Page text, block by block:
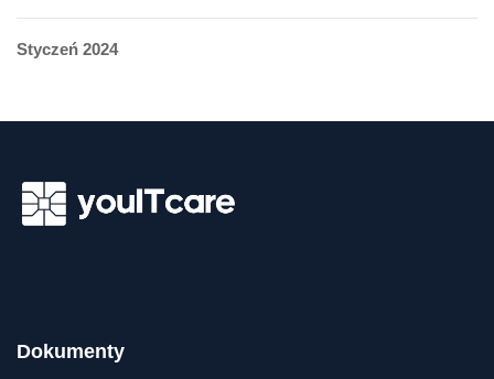
Styczeń 2024
Dokumenty